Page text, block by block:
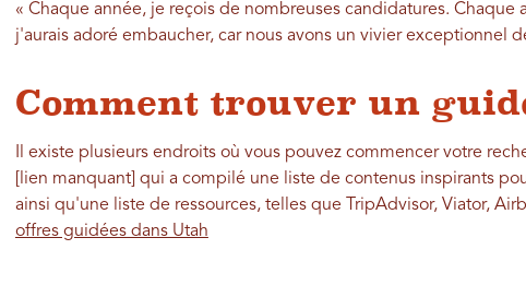
« Chaque année, je reçois de nombreuses candidatures.
j'aurais adoré embaucher, car nous avons un vivier exceptionnel
Comment trouver un
Il existe plusieurs endroits où vous pouvez commencer votre
[lien manquant] qui a compilé une liste de contenus inspirants
ainsi qu'une liste de ressources, telles que TripAdvisor, Viator,
offres guidées dans Utah